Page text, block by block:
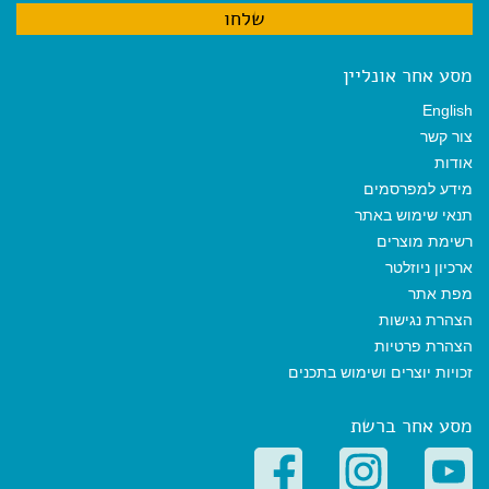
מסע אחר אונליין
English
צור קשר
אודות
מידע למפרסמים
תנאי שימוש באתר
רשימת מוצרים
ארכיון ניוזלטר
מפת אתר
הצהרת נגישות
הצהרת פרטיות
זכויות יוצרים ושימוש בתכנים
מסע אחר ברשת